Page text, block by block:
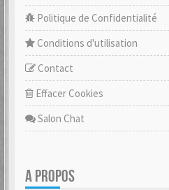
Politique de Confidentialité
Conditions d'utilisation
Contact
Effacer Cookies
Salon Chat
A PROPOS